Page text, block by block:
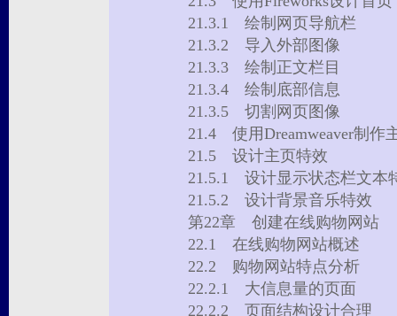
21.3.1 绘制网页导航栏
21.3.2 导入外部图像
21.3.3 绘制正文栏目
21.3.4 绘制底部信息
21.3.5 切割网页图像
21.4 使用Dreamweaver制
21.5 设计主页特效
21.5.1 设计显示状态栏文
21.5.2 设计背景音乐特效
第22章 创建在线购物网站
22.1 在线购物网站概述
22.2 购物网站特点分析
22.2.1 大信息量的页面
22.2.2 页面结构设计合理